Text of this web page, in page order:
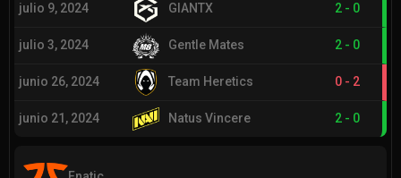
julio 9, 2024 GIANTX 2 - 0
julio 3, 2024 Gentle Mates 2 - 0
junio 26, 2024 Team Heretics 0 - 2
junio 21, 2024 Natus Vincere 2 - 0